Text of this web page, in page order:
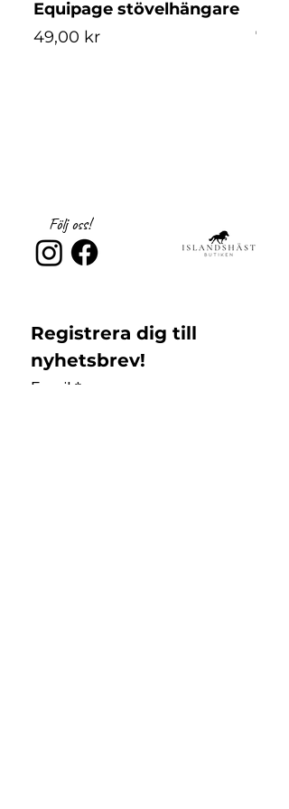
Equipage stövelhängare
Pris
49,00 kr
Pris
Följ oss!
Registrera dig till
nyhetsbrev!
Email *